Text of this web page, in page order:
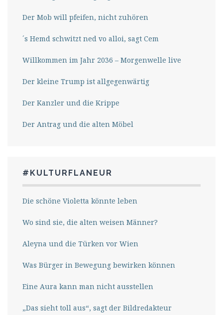
Der Mob will pfeifen, nicht zuhören
´s Hemd schwitzt ned vo alloi, sagt Cem
Willkommen im Jahr 2036 – Morgenwelle live
Der kleine Trump ist allgegenwärtig
Der Kanzler und die Krippe
Der Antrag und die alten Möbel
#KULTURFLANEUR
Die schöne Violetta könnte leben
Wo sind sie, die alten weisen Männer?
Aleyna und die Türken vor Wien
Was Bürger in Bewegung bewirken können
Eine Aura kann man nicht ausstellen
„Das sieht toll aus“, sagt der Bildredakteur